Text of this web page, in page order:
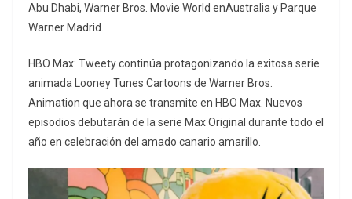
Abu Dhabi, Warner Bros. Movie World enAustralia y Parque
Warner Madrid.
HBO Max: Tweety continúa protagonizando la exitosa serie
animada Looney Tunes Cartoons de Warner Bros.
Animation que ahora se transmite en HBO Max. Nuevos
episodios debutarán de la serie Max Original durante todo el
año en celebración del amado canario amarillo.